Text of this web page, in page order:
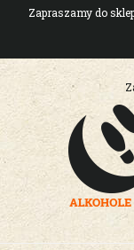
Zapraszamy do